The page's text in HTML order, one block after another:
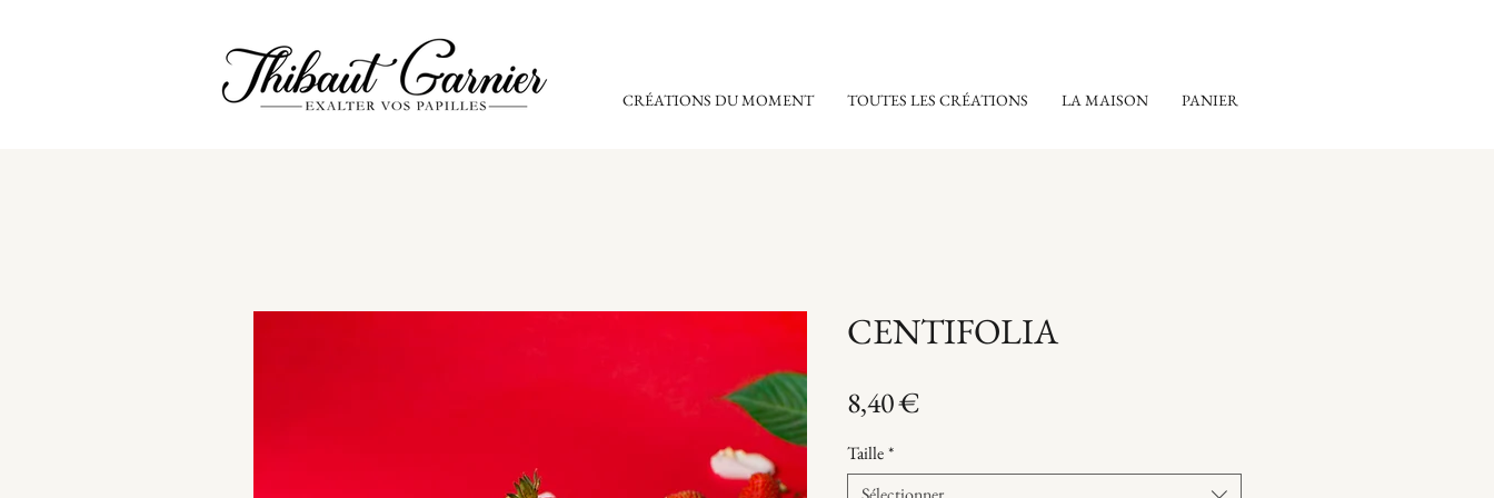
CRÉATIONS DU MOMENT TOUTES LES CRÉATIONS LA MAISON PANIER
CENTIFOLIA
8,40 €Prix
Taille*